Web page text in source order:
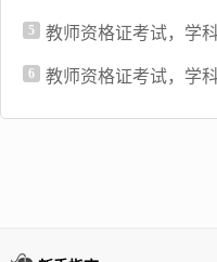
5 教师资格证考试，学
6 教师资格证考试，学